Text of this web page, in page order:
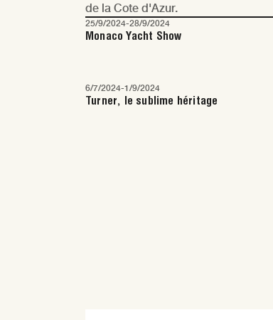
de la Cote d'Azur.
25/9/2024-28/9/2024
Monaco Yacht Show
6/7/2024-1/9/2024
Turner, le sublime héritage